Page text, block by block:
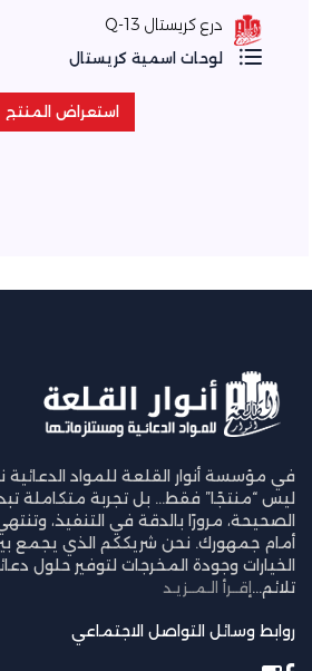
درع كريستال Q-13
لوحات اسمية كريستال
استعراض المنتج
استعراض المنتج
في مؤسسة أنوار القلعة للمواد الدعائية
ليس “منتجًا” فقط… بل تجربة متكاملة
الصحيحة، مرورًا بالدقة في التنفيذ،
أمام جمهورك. نحن شريككم الذي يجمع
الخيارات وجودة المخرجات لتوفير حلول
تلائم... إقــرأ الـمــزيـد
روابط وسائل التواصل الاجتماعي